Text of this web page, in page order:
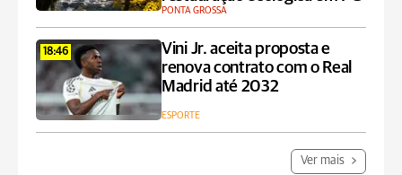
PONTA GROSSA
18:46
Vini Jr. aceita proposta e
renova contrato com o Real
Madrid até 2032
ESPORTE
Ver mais